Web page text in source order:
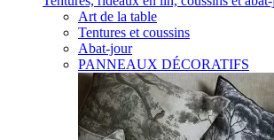
Art de la table
Tentures et coussins
Abat-jour
PANNEAUX DÉCORATIFS